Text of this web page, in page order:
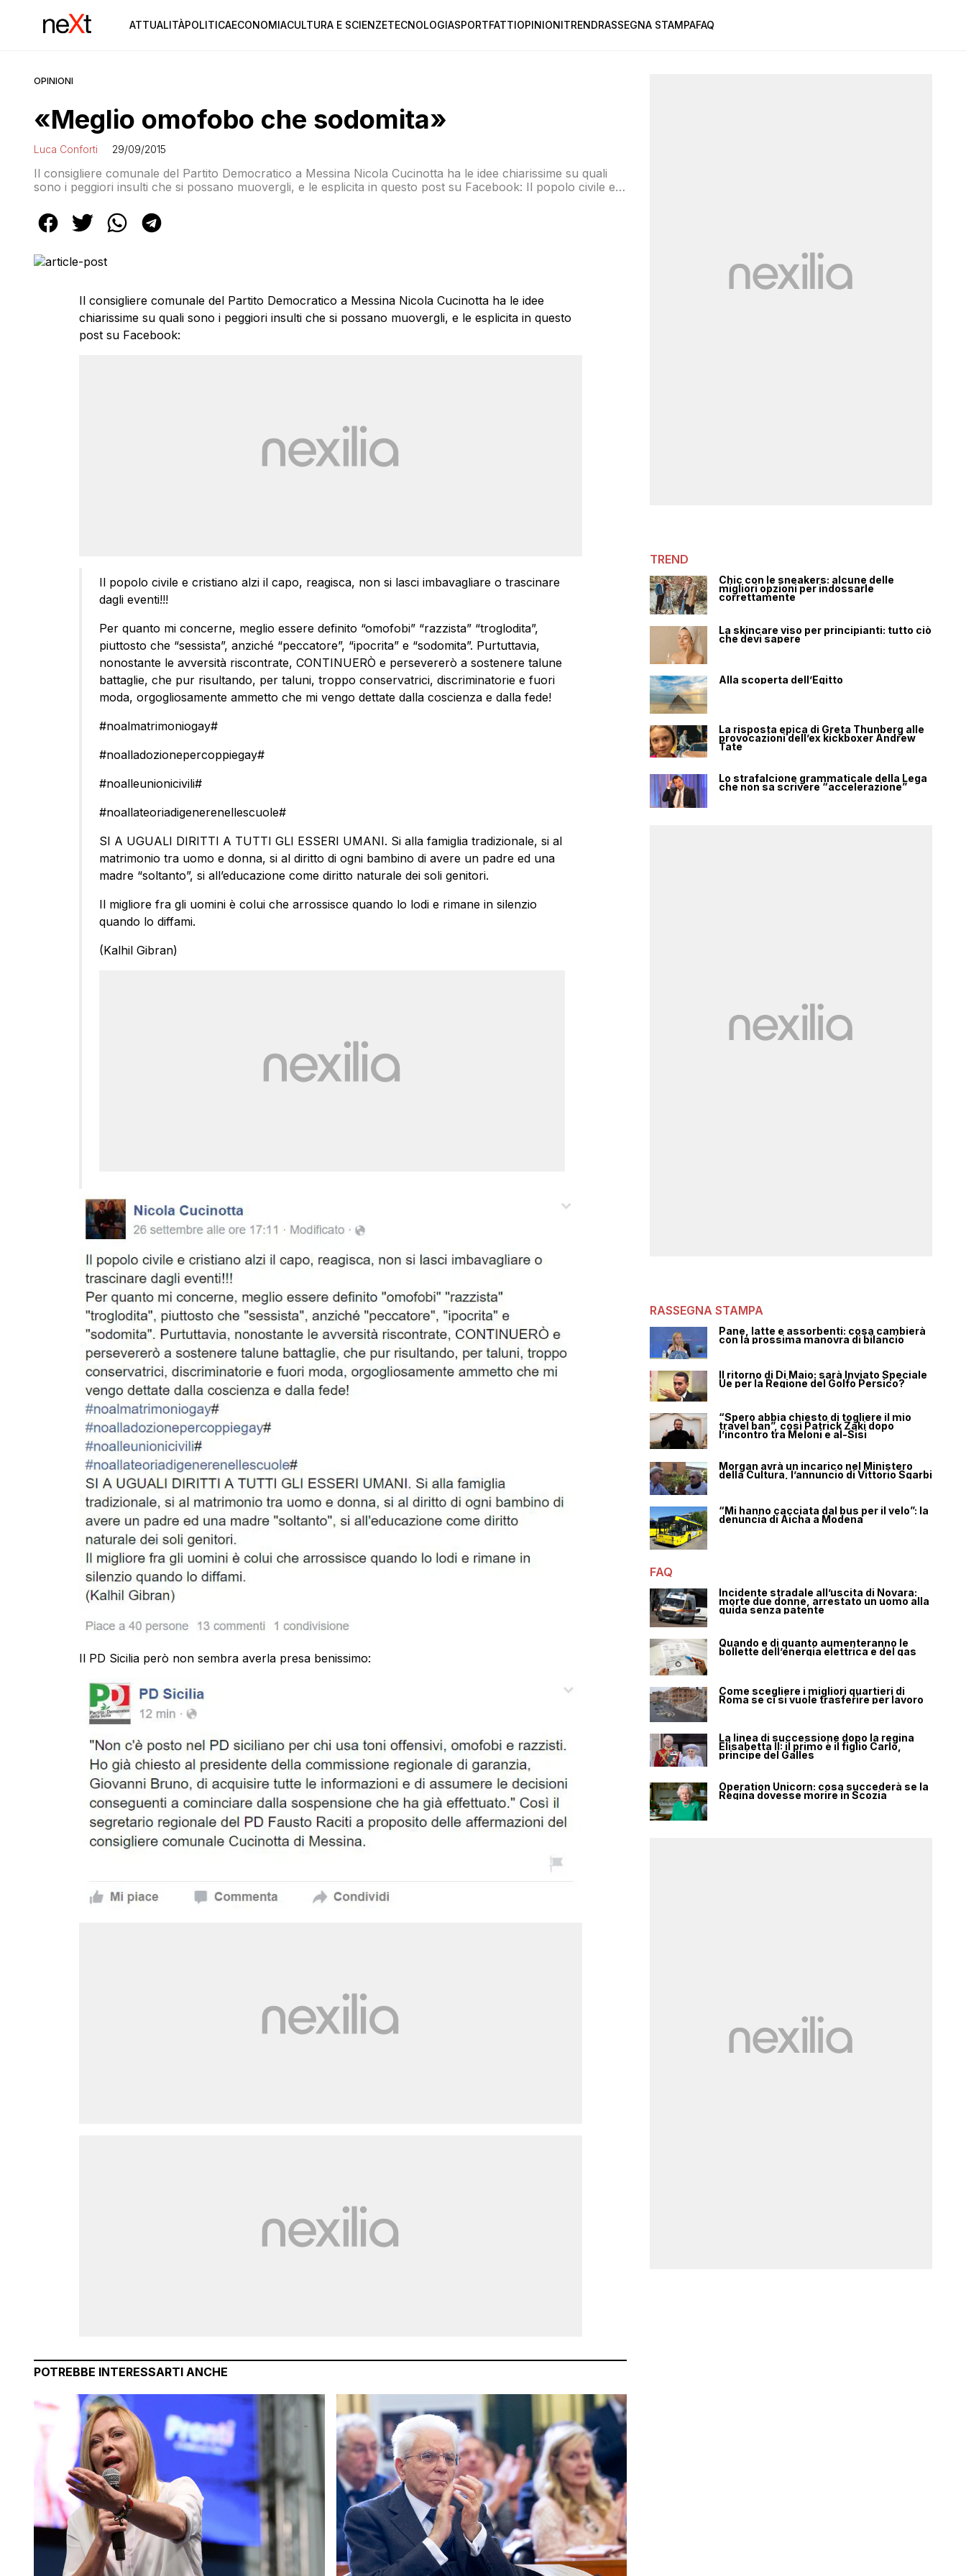
ATTUALITÀPOLITICAECONOMIACULTURA E SCIENZETECNOLOGIASPORTFATTIOPINIONITRENDRASSEGNA STAMPAFAQ
OPINIONI
«Meglio omofobo che sodomita»
Luca Conforti 29/09/2015
Il consigliere comunale del Partito Democratico a Messina Nicola Cucinotta ha le idee chiarissime su quali
sono i peggiori insulti che si possano muovergli, e le esplicita in questo post su Facebook: Il popolo civile e
meglio essere […]
Il consigliere comunale del Partito Democratico a Messina Nicola Cucinotta ha le idee
chiarissime su quali sono i peggiori insulti che si possano muovergli, e le esplicita in questo
post su Facebook:
Il popolo civile e cristiano alzi il capo, reagisca, non si lasci imbavagliare o trascinare
dagli eventi!!!
Per quanto mi concerne, meglio essere definito “omofobi” “razzista” “troglodita”,
piuttosto che “sessista”, anziché “peccatore”, “ipocrita” e “sodomita”. Purtuttavia,
nonostante le avversità riscontrate, CONTINUERÒ e persevererò a sostenere talune
battaglie, che pur risultando, per taluni, troppo conservatrici, discriminatorie e fuori
moda, orgogliosamente ammetto che mi vengo dettate dalla coscienza e dalla fede!
‪#‎noalmatrimoniogay‬#
‪#‎noalladozionepercoppiegay‬#
‪#‎noalleunionicivili‬#
‪#‎noallateoriadigenerenellescuole‬#
SI A UGUALI DIRITTI A TUTTI GLI ESSERI UMANI. Si alla famiglia tradizionale, si al
matrimonio tra uomo e donna, si al diritto di ogni bambino di avere un padre ed una
madre “soltanto”, si all’educazione come diritto naturale dei soli genitori.
Il migliore fra gli uomini è colui che arrossisce quando lo lodi e rimane in silenzio
quando lo diffami.
(Kalhil Gibran)
Il PD Sicilia però non sembra averla presa benissimo:
POTREBBE INTERESSARTI ANCHE
TREND
Chic con le sneakers: alcune delle
migliori opzioni per indossarle
correttamente
La skincare viso per principianti: tutto ciò
che devi sapere
Alla scoperta dell’Egitto
La risposta epica di Greta Thunberg alle
provocazioni dell’ex kickboxer Andrew
Tate
Lo strafalcione grammaticale della Lega
che non sa scrivere “accelerazione”
RASSEGNA STAMPA
Pane, latte e assorbenti: cosa cambierà
con la prossima manovra di bilancio
Il ritorno di Di Maio: sarà Inviato Speciale
Ue per la Regione del Golfo Persico?
“Spero abbia chiesto di togliere il mio
travel ban”, così Patrick Zaki dopo
l’incontro tra Meloni e al-Sisi
Morgan avrà un incarico nel Ministero
della Cultura, l’annuncio di Vittorio Sgarbi
“Mi hanno cacciata dal bus per il velo”: la
denuncia di Aicha a Modena
FAQ
Incidente stradale all’uscita di Novara:
morte due donne, arrestato un uomo alla
guida senza patente
Quando e di quanto aumenteranno le
bollette dell’energia elettrica e del gas
Come scegliere i migliori quartieri di
Roma se ci si vuole trasferire per lavoro
La linea di successione dopo la regina
Elisabetta II: il primo è il figlio Carlo,
principe del Galles
Operation Unicorn: cosa succederà se la
Regina dovesse morire in Scozia